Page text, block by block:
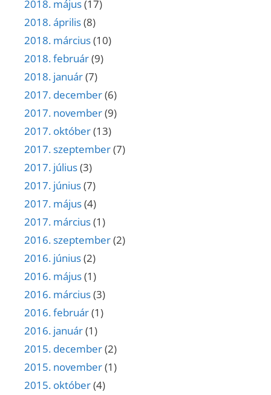
2018. május(17)
2018. április(8)
2018. március(10)
2018. február(9)
2018. január(7)
2017. december(6)
2017. november(9)
2017. október(13)
2017. szeptember(7)
2017. július(3)
2017. június(7)
2017. május(4)
2017. március(1)
2016. szeptember(2)
2016. június(2)
2016. május(1)
2016. március(3)
2016. február(1)
2016. január(1)
2015. december(2)
2015. november(1)
2015. október(4)